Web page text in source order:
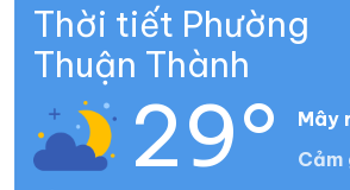
Thời tiết Phường
Thuận Thành
29°
Mây
Cảm